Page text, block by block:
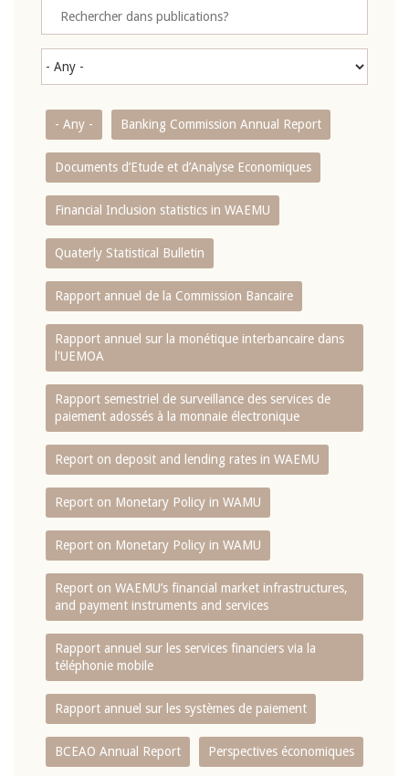
- Any - Banking Commission Annual Report
Documents d’Etude et d’Analyse Economiques
Financial Inclusion statistics in WAEMU
Quaterly Statistical Bulletin
Rapport annuel de la Commission Bancaire
Rapport annuel sur la monétique interbancaire dans
l'UEMOA
Rapport semestriel de surveillance des services de
paiement adossés à la monnaie électronique
Report on deposit and lending rates in WAEMU
Report on Monetary Policy in WAMU
Report on Monetary Policy in WAMU
Report on WAEMU’s financial market infrastructures,
and payment instruments and services
Rapport annuel sur les services financiers via la
téléphonie mobile
Rapport annuel sur les systèmes de paiement
BCEAO Annual Report Perspectives économiques